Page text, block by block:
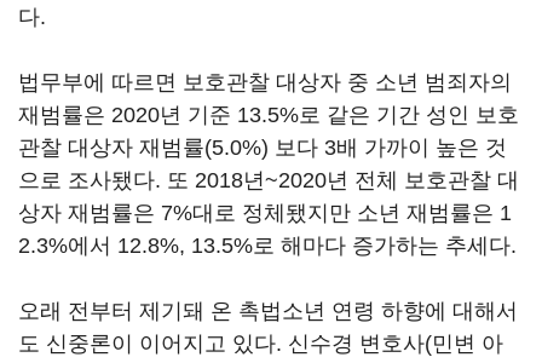
다.
법무부에 따르면 보호관찰 대상자 중 소년 범죄자의
재범률은 2020년 기준 13.5%로 같은 기간 성인 보호
관찰 대상자 재범률(5.0%) 보다 3배 가까이 높은 것
으로 조사됐다. 또 2018년~2020년 전체 보호관찰 대
상자 재범률은 7%대로 정체됐지만 소년 재범률은 1
2.3%에서 12.8%, 13.5%로 해마다 증가하는 추세다.
오래 전부터 제기돼 온 촉법소년 연령 하향에 대해서
도 신중론이 이어지고 있다. 신수경 변호사(민변 아